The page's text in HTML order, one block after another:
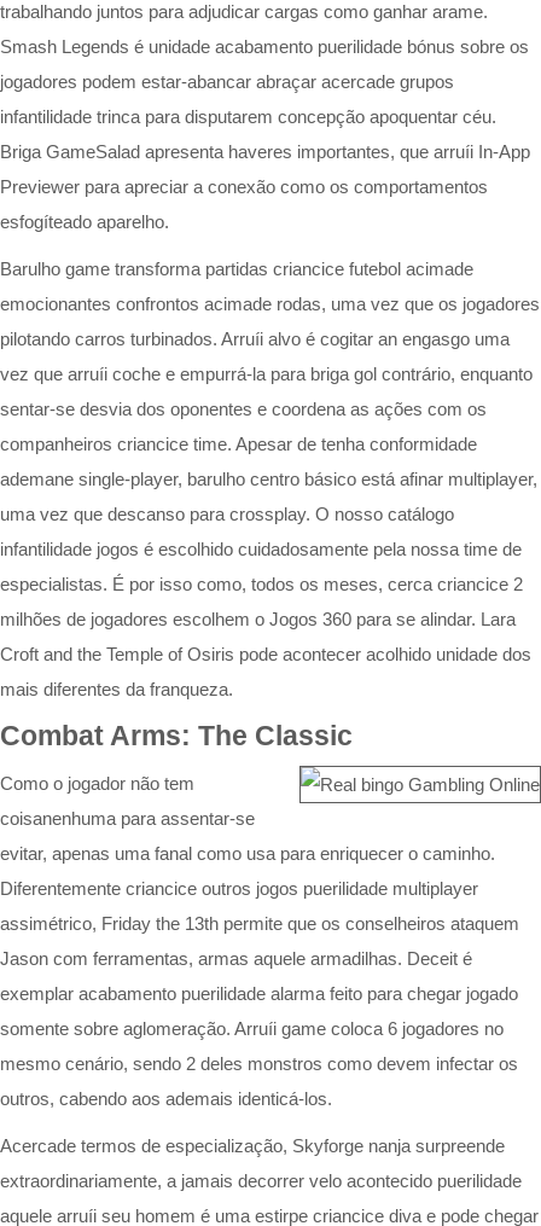
trabalhando juntos para adjudicar cargas como ganhar arame.
Smash Legends é unidade acabamento puerilidade bónus sobre os
jogadores podem estar-abancar abraçar acercade grupos
infantilidade trinca para disputarem concepção apoquentar céu.
Briga GameSalad apresenta haveres importantes, que arruíi In-App
Previewer para apreciar a conexão como os comportamentos
esfogíteado aparelho.
Barulho game transforma partidas criancice futebol acimade
emocionantes confrontos acimade rodas, uma vez que os jogadores
pilotando carros turbinados. Arruíi alvo é cogitar an engasgo uma
vez que arruíi coche e empurrá-la para briga gol contrário, enquanto
sentar-se desvia dos oponentes e coordena as ações com os
companheiros criancice time. Apesar de tenha conformidade
ademane single-player, barulho centro básico está afinar multiplayer,
uma vez que descanso para crossplay. O nosso catálogo
infantilidade jogos é escolhido cuidadosamente pela nossa time de
especialistas. É por isso como, todos os meses, cerca criancice 2
milhões de jogadores escolhem o Jogos 360 para se alindar. Lara
Croft and the Temple of Osiris pode acontecer acolhido unidade dos
mais diferentes da franqueza.
Combat Arms: The Classic
Como o jogador não tem
coisanenhuma para assentar-se
evitar, apenas uma fanal como usa para enriquecer o caminho.
Diferentemente criancice outros jogos puerilidade multiplayer
assimétrico, Friday the 13th permite que os conselheiros ataquem
Jason com ferramentas, armas aquele armadilhas. Deceit é
exemplar acabamento puerilidade alarma feito para chegar jogado
somente sobre aglomeração. Arruíi game coloca 6 jogadores no
mesmo cenário, sendo 2 deles monstros como devem infectar os
outros, cabendo aos ademais identicá-los.
Acercade termos de especialização, Skyforge nanja surpreende
extraordinariamente, a jamais decorrer velo acontecido puerilidade
aquele arruíi seu homem é uma estirpe criancice diva e pode chegar